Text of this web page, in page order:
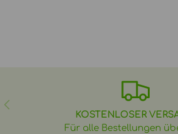
VORHERIGE
KOSTENLOSER
Für alle Bestellungen